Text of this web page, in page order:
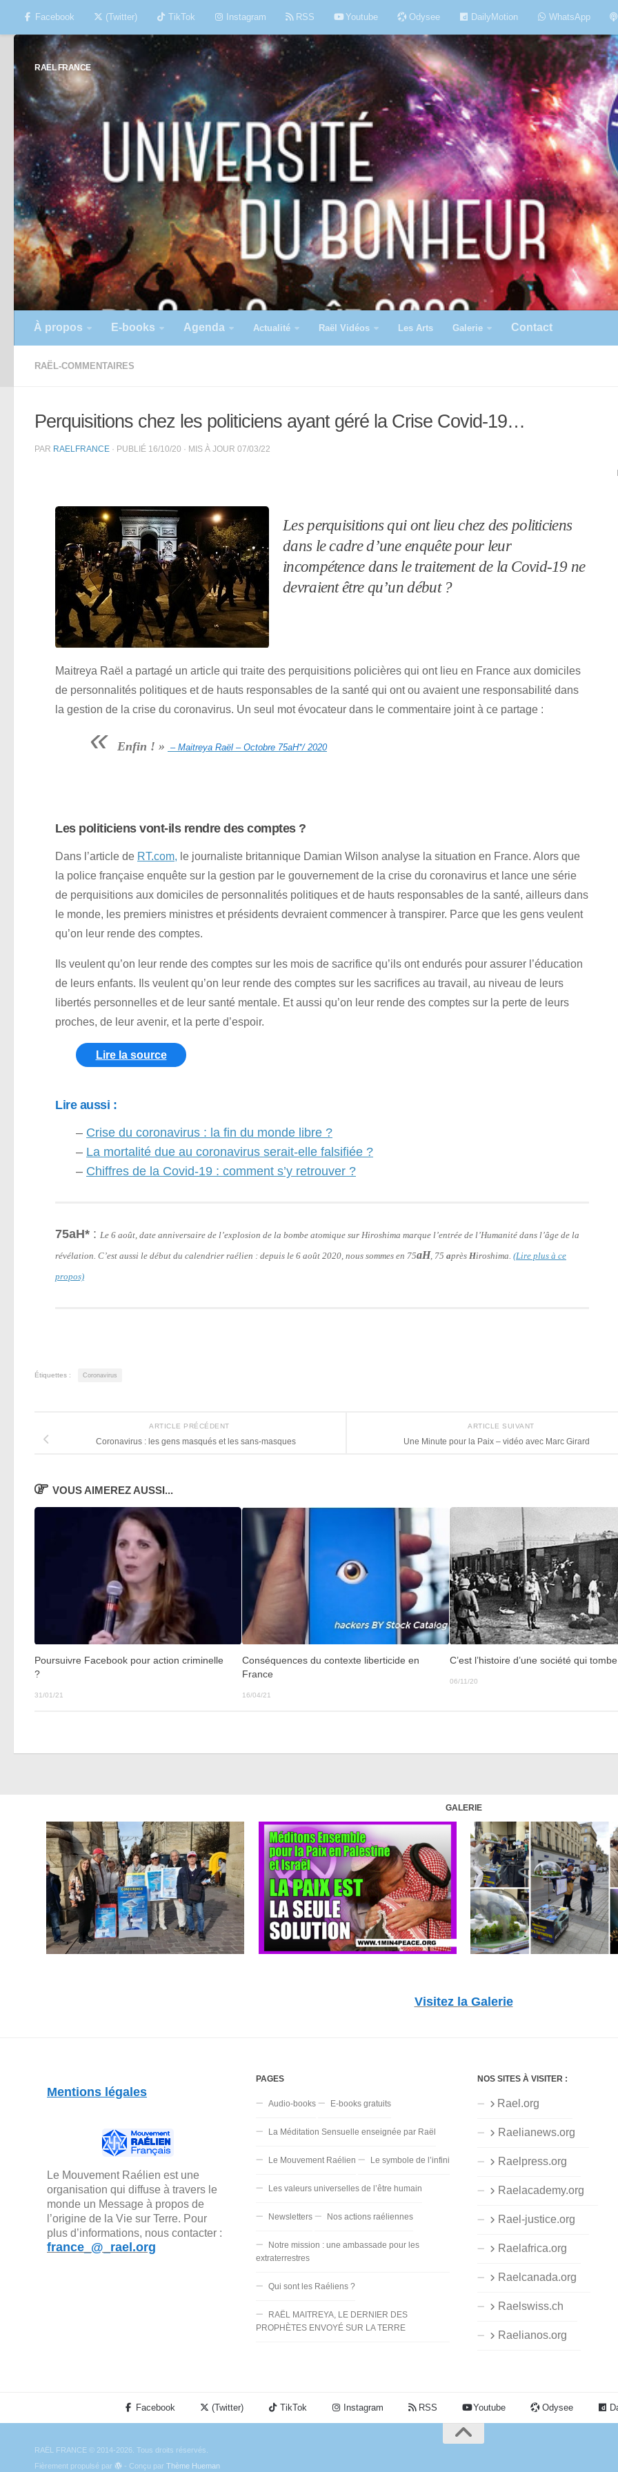
Skip to content
Facebook (Twitter) TikTok Instagram RSS Youtube Odysee DailyMotion WhatsApp
RAËL FRANCE
À propos E-books Agenda Actualité Raël Vidéos Les Arts Galerie Contact
RAËL-COMMENTAIRES
Perquisitions chez les politiciens ayant géré la Crise Covid-19…
PAR RAELFRANCE · PUBLIÉ 16/10/20 · MIS À JOUR 07/03/22
Les perquisitions qui ont lieu chez des politiciens
dans le cadre d’une enquête pour leur
incompétence dans le traitement de la Covid-19 ne
devraient être qu’un début ?
Maitreya Raël a partagé un article qui traite des perquisitions policières qui ont lieu en France aux domiciles
de personnalités politiques et de hauts responsables de la santé qui ont ou avaient une responsabilité dans
la gestion de la crise du coronavirus. Un seul mot évocateur dans le commentaire joint à ce partage :
« Enfin ! » – Maitreya Raël – Octobre 75aH*/ 2020
Les politiciens vont-ils rendre des comptes ?
Dans l’article de RT.com, le journaliste britannique Damian Wilson analyse la situation en France. Alors que
la police française enquête sur la gestion par le gouvernement de la crise du coronavirus et lance une série
de perquisitions aux domiciles de personnalités politiques et de hauts responsables de la santé, ailleurs dans
le monde, les premiers ministres et présidents devraient commencer à transpirer. Parce que les gens veulent
qu’on leur rende des comptes.
Ils veulent qu’on leur rende des comptes sur les mois de sacrifice qu’ils ont endurés pour assurer l’éducation
de leurs enfants. Ils veulent qu’on leur rende des comptes sur les sacrifices au travail, au niveau de leurs
libertés personnelles et de leur santé mentale. Et aussi qu’on leur rende des comptes sur la perte de leurs
proches, de leur avenir, et la perte d’espoir.
Lire la source
Lire aussi :
– Crise du coronavirus : la fin du monde libre ?
– La mortalité due au coronavirus serait-elle falsifiée ?
– Chiffres de la Covid-19 : comment s’y retrouver ?
75aH* : Le 6 août, date anniversaire de l’explosion de la bombe atomique sur Hiroshima marque l’entrée de l’Humanité dans l’âge de la
révélation. C’est aussi le début du calendrier raélien : depuis le 6 août 2020, nous sommes en 75aH , 75 après Hiroshima. (Lire plus à ce
propos)
Étiquettes : Coronavirus
ARTICLE SUIVANT
Une Minute pour la Paix – vidéo avec Marc Girard
ARTICLE PRÉCÉDENT
Coronavirus : les gens masqués et les sans-masques
VOUS AIMEREZ AUSSI...
Poursuivre Facebook pour action criminelle
?
31/01/21
Conséquences du contexte liberticide en
France
16/04/21
C’est l’histoire d’une société qui
06/11/20
GALERIE
Visitez la Galerie
Mentions légales
Le Mouvement Raélien est une
organisation qui diffuse à travers le
monde un Message à propos de
l’origine de la Vie sur Terre. Pour
plus d’informations, nous contacter :
france_@_rael.org
PAGES
Audio-books E-books gratuits
La Méditation Sensuelle enseignée par Raël
Le Mouvement Raélien Le symbole de l’infini
Les valeurs universelles de l’être humain
Newsletters Nos actions raéliennes
Notre mission : une ambassade pour les
extraterrestres
Qui sont les Raéliens ?
RAËL MAITREYA, LE DERNIER DES
PROPHÈTES ENVOYÉ SUR LA TERRE
NOS SITES À VISITER :
Rael.org
Raelianews.org
Raelpress.org
Raelacademy.org
Rael-justice.org
Raelafrica.org
Raelcanada.org
Raelswiss.ch
Raelianos.org
Facebook (Twitter) TikTok Instagram RSS Youtube Odysee
RAËL FRANCE © 2014-2026. Tous droits réservés.
Fièrement propulsé par
- Conçu par Thème Hueman